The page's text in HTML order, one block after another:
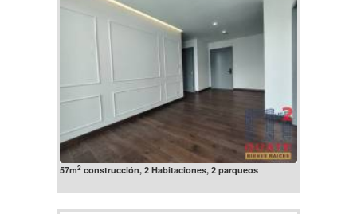
57m2construcción, 2 Habitaciones, 2 parqueos